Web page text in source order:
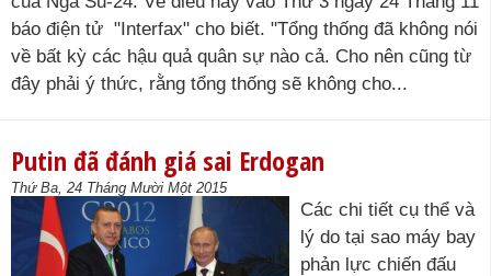
báo điện tử "Interfax" cho biết. "Tổng thống đã không nói
về bất kỳ các hậu quả quân sự nào cả. Cho nên cũng từ
đây phải ý thức, rằng tổng thống sẽ không cho...
Putin đã đánh giá sai Erdogan
Thứ Ba, 24 Tháng Mười Một 2015
Các chi tiết cụ thể và
lý do tại sao máy bay
phản lực chiến đấu